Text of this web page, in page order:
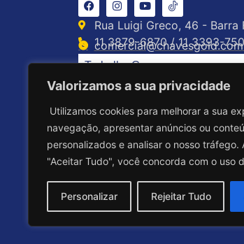
Valorizamos a sua privacidade
Utilizamos cookies para melhorar a sua
navegação, apresentar anúncios ou
personalizados e analisar o nosso tráfego.
"Aceitar Tudo", você concorda com o uso
Personalizar Rejeitar Tudo
Rua Luigi Greco, 46 - Barra
11 3879-6870 / 11 3393-
Trabalhe Conosco